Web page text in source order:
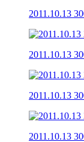
2011.10.13
2011.10.13
2011.10.13
2011.10.13